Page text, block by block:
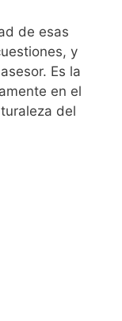
de esas
y
Es la
en el
del